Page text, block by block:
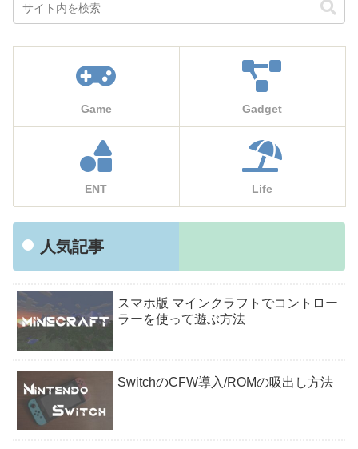
Game Gadget
ENT Life
人気記事
スマホ版 マインクラフトでコントロー
ラーを使って遊ぶ方法
SwitchのCFW導入/ROMの吸出し方法